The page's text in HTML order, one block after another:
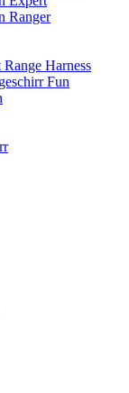
Ranger
Harness
Fun